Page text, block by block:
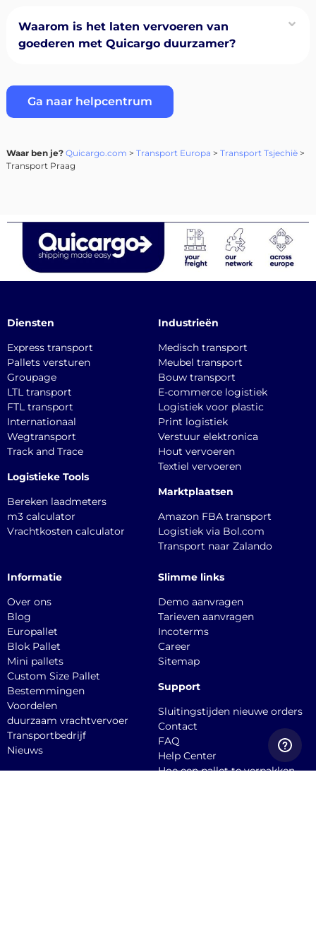
Waarom is het laten vervoeren van
goederen met Quicargo duurzamer?
Ga naar helpcentrum
Waar ben je? Quicargo.com > Transport Europa > Transport Tsjechië>
Transport Praag
Diensten
Express transport
Pallets versturen
Groupage
LTL transport
FTL transport
Internationaal
Wegtransport
Track and Trace
Logistieke Tools
Bereken laadmeters
m3 calculator
Vrachtkosten calculator
Industrieën
Medisch transport
Meubel transport
Bouw transport
E-commerce logistiek
Logistiek voor plastic
Print logistiek
Verstuur elektronica
Hout vervoeren
Textiel vervoeren
Marktplaatsen
Amazon FBA transport
Logistiek via Bol.com
Transport naar Zalando
Informatie
Over ons
Blog
Europallet
Blok Pallet
Mini pallets
Custom Size Pallet
Bestemmingen
Voordelen
duurzaam vrachtvervoer
Transportbedrijf
Nieuws
Slimme links
Demo aanvragen
Tarieven aanvragen
Incoterms
Career
Sitemap
Support
Sluitingstijden nieuwe orders
Contact
FAQ
Help Center
Hoe een pallet te verpakken